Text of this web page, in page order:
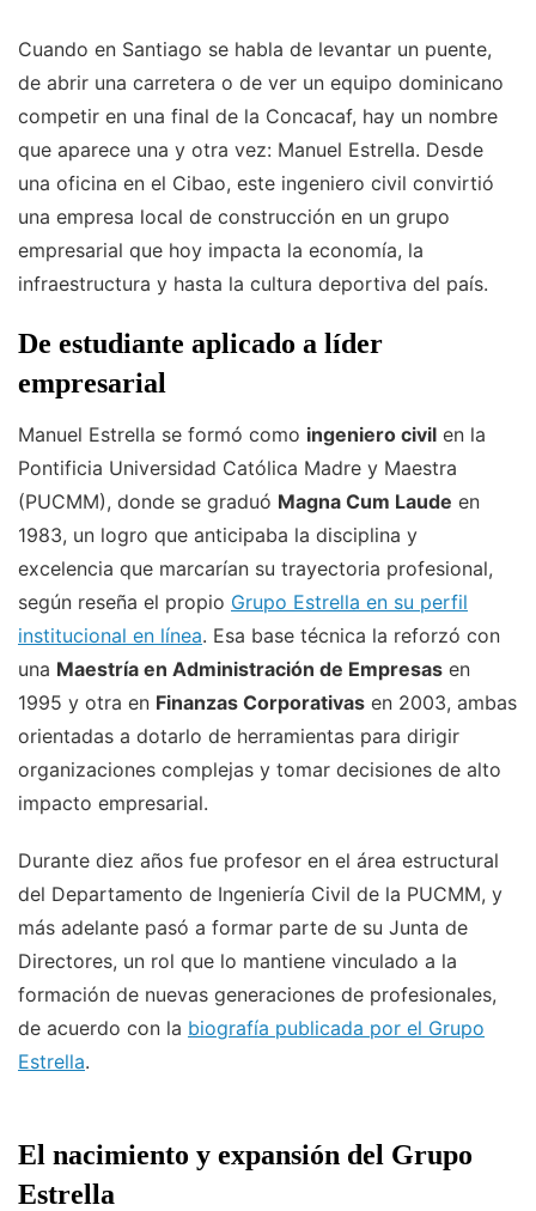
Cuando en Santiago se habla de levantar un puente,
de abrir una carretera o de ver un equipo dominicano
competir en una final de la Concacaf, hay un nombre
que aparece una y otra vez: Manuel Estrella. Desde
una oficina en el Cibao, este ingeniero civil convirtió
una empresa local de construcción en un grupo
empresarial que hoy impacta la economía, la
infraestructura y hasta la cultura deportiva del país.
De estudiante aplicado a líder
empresarial
Manuel Estrella se formó como ingeniero civil en la
Pontificia Universidad Católica Madre y Maestra
(PUCMM), donde se graduó Magna Cum Laude en
1983, un logro que anticipaba la disciplina y
excelencia que marcarían su trayectoria profesional,
según reseña el propio Grupo Estrella en su perfil
institucional en línea. Esa base técnica la reforzó con
una Maestría en Administración de Empresas en
1995 y otra en Finanzas Corporativas en 2003, ambas
orientadas a dotarlo de herramientas para dirigir
organizaciones complejas y tomar decisiones de alto
impacto empresarial.
Durante diez años fue profesor en el área estructural
del Departamento de Ingeniería Civil de la PUCMM, y
más adelante pasó a formar parte de su Junta de
Directores, un rol que lo mantiene vinculado a la
formación de nuevas generaciones de profesionales,
de acuerdo con la biografía publicada por el Grupo
Estrella.
El nacimiento y expansión del Grupo
Estrella